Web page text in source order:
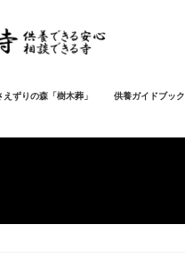
えずりの森「樹木葬」 供養ガイドブック